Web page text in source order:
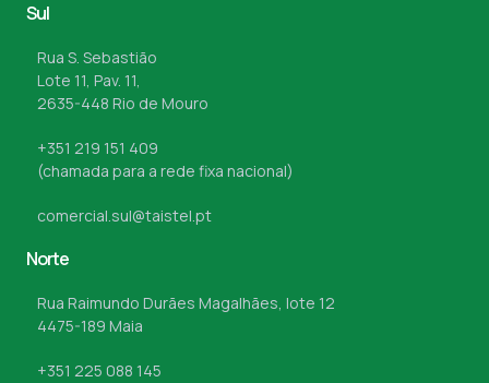
Sul
Rua S. Sebastião
Lote 11, Pav. 11,
2635-448 Rio de Mouro
+351 219 151 409
(chamada para a rede fixa nacional)
comercial.sul@taistel.pt
Norte
Rua Raimundo Durães Magalhães, lote 12
4475-189 Maia
+351 225 088 145